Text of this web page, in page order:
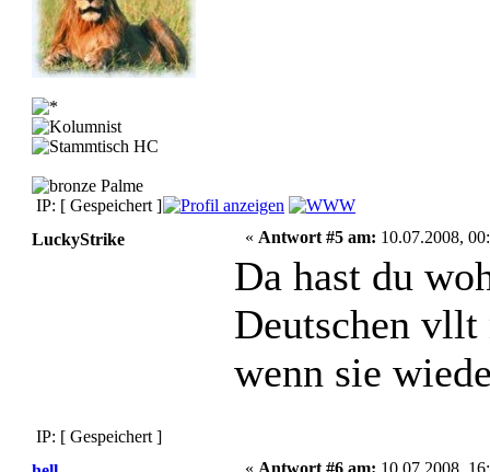
IP: [ Gespeichert ]
LuckyStrike
« Antwort #5 am: 10.07.2008,
Da hast du
Deutschen
wenn sie
IP: [ Gespeichert ]